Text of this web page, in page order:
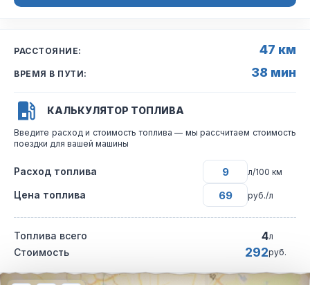
РАССТОЯНИЕ: 47 км
ВРЕМЯ В ПУТИ: 38 мин
КАЛЬКУЛЯТОР ТОПЛИВА
Введите расход и стоимость топлива — мы рассчитаем стоимость
поездки для вашей машины
Расход топлива л/100 км
Цена топлива руб./л
Топлива всего 4л
Стоимость 292руб.
Интерактивная карта автомобильного маршрута из города